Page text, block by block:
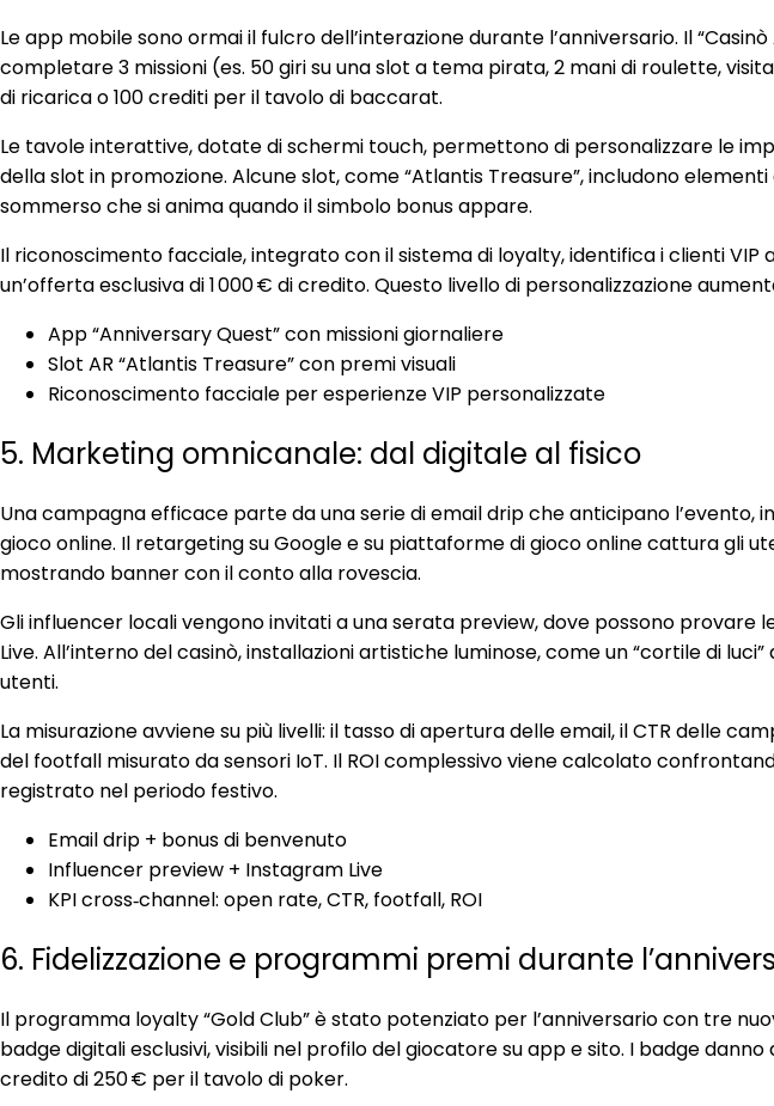
Le app mobile sono ormai il fulcro dell’interazione durante l’anniversario. Il
completare 3 missioni (es. 50 giri su una slot a tema pirata, 2 mani di roulette,
di ricarica o 100 crediti per il tavolo di baccarat.
Le tavole interattive, dotate di schermi touch, permettono di personalizzare le
della slot in promozione. Alcune slot, come “Atlantis Treasure”, includono
sommerso che si anima quando il simbolo bonus appare.
Il riconoscimento facciale, integrato con il sistema di loyalty, identifica i clienti
un’offerta esclusiva di 1 000 € di credito. Questo livello di personalizzazione
App “Anniversary Quest” con missioni giornaliere
Slot AR “Atlantis Treasure” con premi visuali
Riconoscimento facciale per esperienze VIP personalizzate
5. Marketing omnicanale: dal digitale al fisico
Una campagna efficace parte da una serie di email drip che anticipano l’evento,
gioco online. Il retargeting su Google e su piattaforme di gioco online cattura gli
mostrando banner con il conto alla rovescia.
Gli influencer locali vengono invitati a una serata preview, dove possono
Live. All’interno del casinò, installazioni artistiche luminose, come un “cortile di
utenti.
La misurazione avviene su più livelli: il tasso di apertura delle email, il CTR delle
del footfall misurato da sensori IoT. Il ROI complessivo viene calcolato
registrato nel periodo festivo.
Email drip + bonus di benvenuto
Influencer preview + Instagram Live
KPI cross‑channel: open rate, CTR, footfall, ROI
6. Fidelizzazione e programmi premi durante
Il programma loyalty “Gold Club” è stato potenziato per l’anniversario con tre
badge digitali esclusivi, visibili nel profilo del giocatore su app e sito. I badge
credito di 250 € per il tavolo di poker.